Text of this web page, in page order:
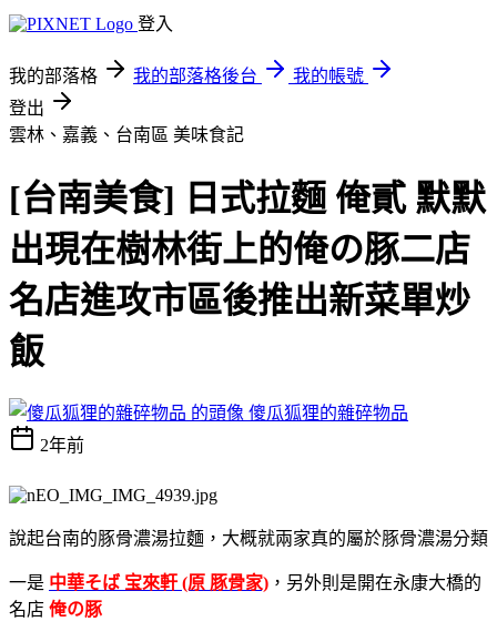
登入
我的部落格 我的部落格後台
我的帳號
登出
雲林、嘉義、台南區 美味食記
[台南美食] 日式拉麵 俺貳 默默
出現在樹林街上的俺の豚二店
名店進攻市區後推出新菜單炒
飯
傻瓜狐狸的雜碎物品
2年前
說起台南的豚骨濃湯拉麵，大概就兩家真的屬於豚骨濃湯分類
一是 中華そば 宝來軒 (原 豚骨家) ，另外則是開在永康大橋的
名店 俺の豚